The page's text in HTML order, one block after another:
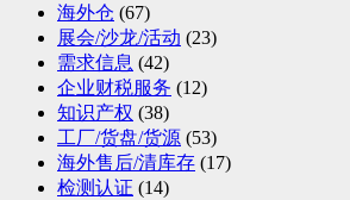
海外仓 (67)
展会/沙龙/活动 (23)
需求信息 (42)
企业财税服务 (12)
知识产权 (38)
工厂/货盘/货源 (53)
海外售后/清库存 (17)
检测认证 (14)